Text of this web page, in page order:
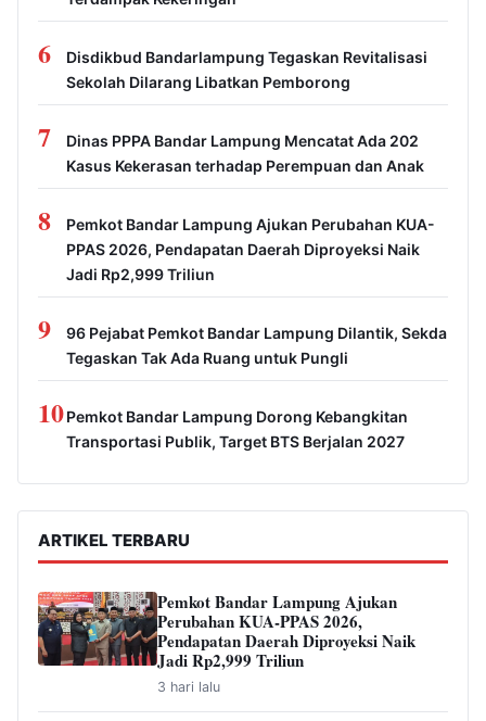
6
Disdikbud Bandarlampung Tegaskan Revitalisasi
Sekolah Dilarang Libatkan Pemborong
7
Dinas PPPA Bandar Lampung Mencatat Ada 202
Kasus Kekerasan terhadap Perempuan dan Anak
8
Pemkot Bandar Lampung Ajukan Perubahan KUA-
PPAS 2026, Pendapatan Daerah Diproyeksi Naik
Jadi Rp2,999 Triliun
9
96 Pejabat Pemkot Bandar Lampung Dilantik, Sekda
Tegaskan Tak Ada Ruang untuk Pungli
10Pemkot Bandar Lampung Dorong Kebangkitan
Transportasi Publik, Target BTS Berjalan 2027
ARTIKEL TERBARU
Pemkot Bandar Lampung Ajukan
Perubahan KUA-PPAS 2026,
Pendapatan Daerah Diproyeksi Naik
Jadi Rp2,999 Triliun
3 hari lalu